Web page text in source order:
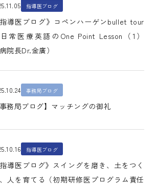
指導医ブログ
指導医ブログ》コペンハーゲンbullet tour
常医療英語のOne Point Lesson（1）
病院長Dr.金廣）
事務局ブログ
事務局ブログ】マッチングの御礼
指導医ブログ
指導医ブログ》スイングを磨き、土をつく
人を育てる（初期研修医プログラム責任